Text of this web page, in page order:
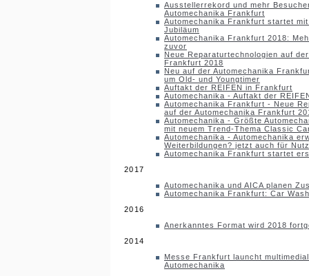
Ausstellerrekord und mehr
Automechanika Frankfurt
Automechanika Frankfurt startet
Jubiläum
Automechanika Frankfurt 2018:
zuvor
Neue Reparaturtechnologien auf
Frankfurt 2018
Neu auf der Automechanika
um Old- und Youngtimer
Auftakt der REIFEN in Frankfurt
Automechanika - Auftakt der
Automechanika Frankfurt - Neue
auf der Automechanika Frankfurt
Automechanika - Größte
mit neuem Trend-Thema Classic
Automechanika - Automechanika
Weiterbildungen? jetzt auch für
Automechanika Frankfurt startet
2017
Automechanika und AICA planen
Automechanika Frankfurt: Car
2016
Anerkanntes Format wird 2018
2014
Messe Frankfurt launcht
Automechanika